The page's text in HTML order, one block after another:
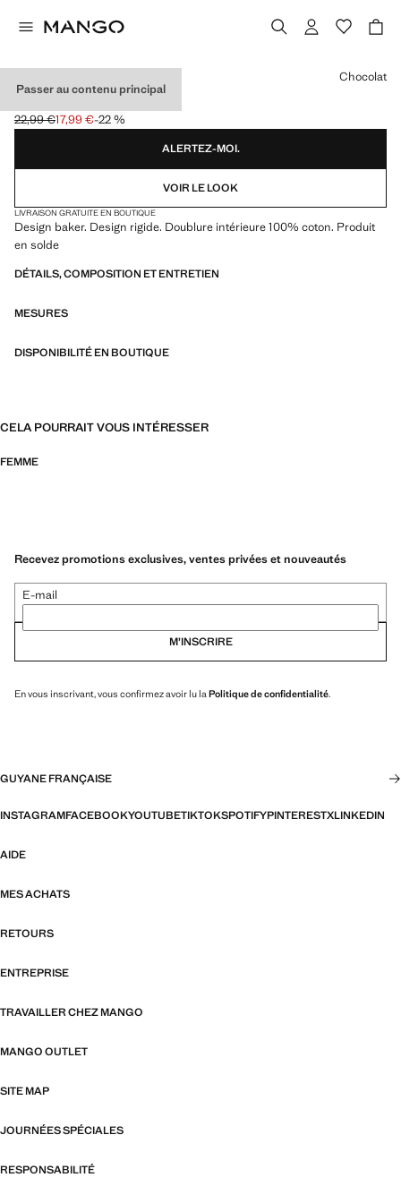
Passer au contenu principal
CASQUETTE BAKER
Prix initial barré [22,99 € ]
22,99 €
Prix actuel [17,99 € ]
17,99 €-22 %
Choisissez une couleur
Chocolat
ALERTEZ-MOI.
VOIR LE LOOK
LIVRAISON GRATUITE EN BOUTIQUE
Design baker. Design rigide. Doublure intérieure 100% coton. Produit
en solde
DÉTAILS, COMPOSITION ET ENTRETIEN
MESURES
DISPONIBILITÉ EN BOUTIQUE
CELA POURRAIT VOUS INTÉRESSER
FEMME
Recevez promotions exclusives, ventes privées et nouveautés
E-mail
M’INSCRIRE
En vous inscrivant, vous confirmez avoir lu la Politique de confidentialité.
GUYANE FRANÇAISE
INSTAGRAMFACEBOOKYOUTUBETIKTOKSPOTIFYPINTERESTXLINKEDIN
AIDE
MES ACHATS
RETOURS
ENTREPRISE
TRAVAILLER CHEZ MANGO
MANGO OUTLET
SITE MAP
JOURNÉES SPÉCIALES
RESPONSABILITÉ